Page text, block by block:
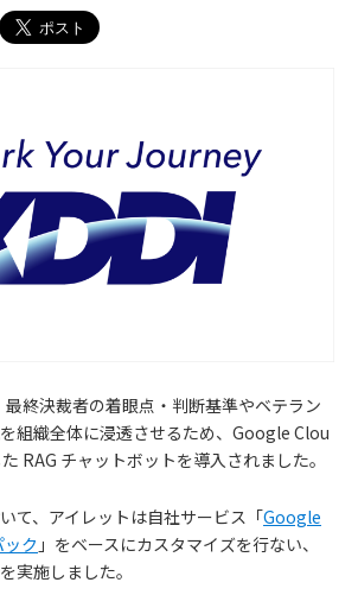
終決裁者の着眼点・判断基準やベテラン
組織全体に浸透させるため、Google Clou
RAG チャットボットを導入されました。
て、アイレットは自社サービス「Google
ク 」をベースにカスタマイズを行ない、
実施しました。